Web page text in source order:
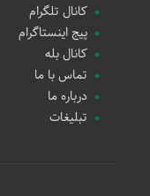
کانال تلگرام
پیج اینستاگرام
کانال بله
تماس با ما
درباره ما
تبلیغات